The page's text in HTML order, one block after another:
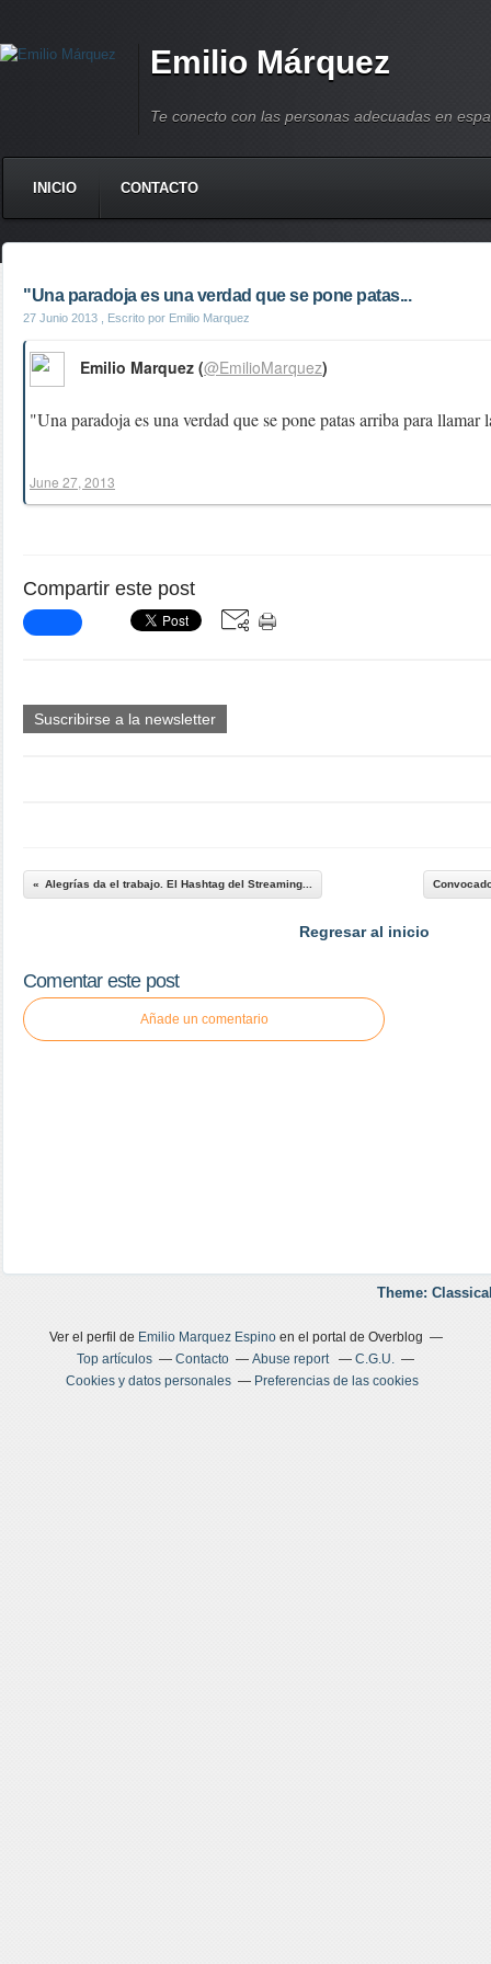
Emilio Márquez
Te conecto con las personas adecuadas en
INICIO CONTACTO
"Una paradoja es una verdad que se pone patas...
27 Junio 2013 , Escrito por Emilio Marquez
"Una paradoja es una verdad que se pone patas arriba para llamar
Emilio Marquez (@EmilioMarquez)
June 27, 2013
Compartir este post
Suscribirse a la newsletter
Alegrías da el trabajo. El Hashtag del Streaming...
Regresar al inicio
Comentar este post
Añade un comentario
Theme:
Ver el perfil de Emilio Marquez Espinoen el portal de Overblog
Top artículos
Contacto Abuse report
C.G.U.
Cookies y datos personales
Preferencias de las cookies